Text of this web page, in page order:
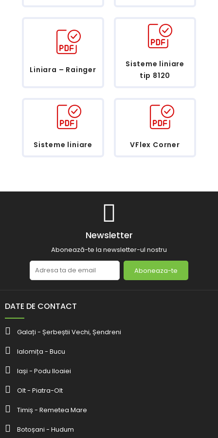
Liniara – Rainger
Sisteme liniare
tip 8120
Sisteme liniare VFlex Corner
Newsletter
Abonează-te la newsletter-ul nostru
Aboneaza-te
DATE DE CONTACT
Galați - Șerbeștii Vechi, Șendreni
Ialomița - Bucu
Iași - Podu Iloaiei
Olt - Piatra-Olt
Timiș - Remetea Mare
Botoșani - Hudum